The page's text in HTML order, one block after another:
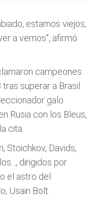
estamos viejos,
a vernos", afirmó
campeones
superar a Brasil
galo
Rusia con los Bleus,
cita.
Stoichkov, Davids,
dirigidos por
el astro del
Usain Bolt.